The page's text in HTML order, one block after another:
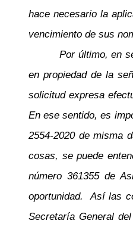
hace necesario la
vencimiento de sus
Por último, en
en propiedad de la
solicitud expresa
En ese sentido, es
2554-2020 de misma
cosas, se puede
número 361355 de
oportunidad. Así las
Secretaría General